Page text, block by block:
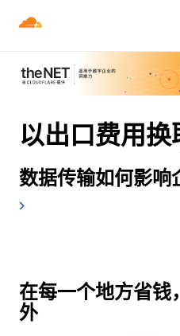
以出口费用换
数据传输如何影响
在每一个地方省钱
外